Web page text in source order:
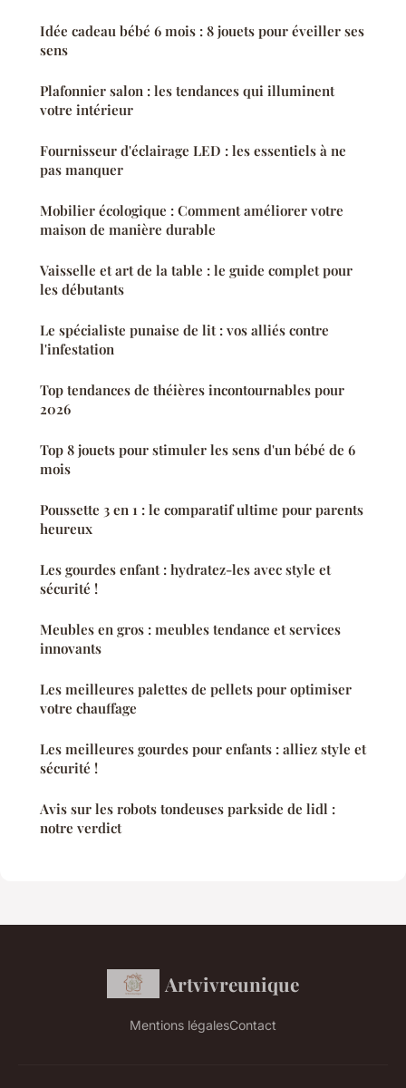
Idée cadeau bébé 6 mois : 8 jouets pour éveiller ses
sens
Plafonnier salon : les tendances qui illuminent
votre intérieur
Fournisseur d'éclairage LED : les essentiels à ne
pas manquer
Mobilier écologique : Comment améliorer votre
maison de manière durable
Vaisselle et art de la table : le guide complet pour
les débutants
Le spécialiste punaise de lit : vos alliés contre
l'infestation
Top tendances de théières incontournables pour
2026
Top 8 jouets pour stimuler les sens d'un bébé de 6
mois
Poussette 3 en 1 : le comparatif ultime pour parents
heureux
Les gourdes enfant : hydratez-les avec style et
sécurité !
Meubles en gros : meubles tendance et services
innovants
Les meilleures palettes de pellets pour optimiser
votre chauffage
Les meilleures gourdes pour enfants : alliez style et
sécurité !
Avis sur les robots tondeuses parkside de lidl :
notre verdict
Artvivreunique
Mentions légalesContact